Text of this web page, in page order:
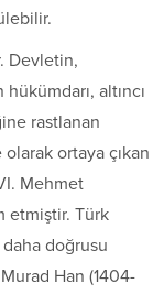
Devletin,
altıncı
rastlanan
ortaya çıkan
Mehmet
etmiştir. Türk
doğrusu
Han (1404-